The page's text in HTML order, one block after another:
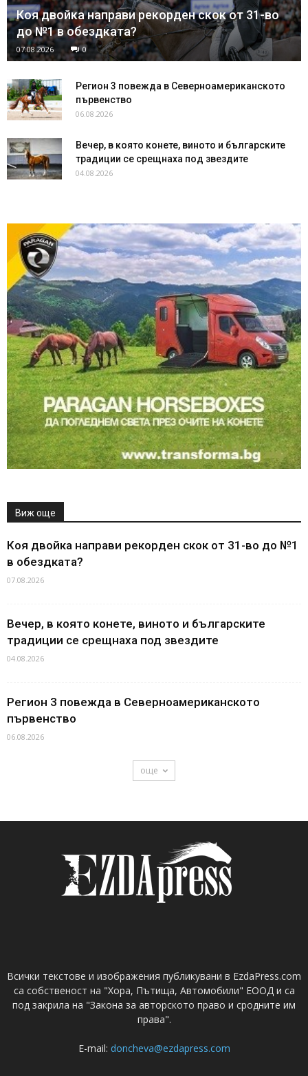
Коя двойка направи рекорден скок от 31-во
до №1 в обездката?
07.08.2026 0
Регион 3 повежда в Северноамериканското
първенство
06.08.2026
Вечер, в която конете, виното и българските
традиции се срещнаха под звездите
04.08.2026
Виж още
Коя двойка направи рекорден скок от 31-во до №1
в обездката?
07.08.2026
Вечер, в която конете, виното и българските
традиции се срещнаха под звездите
04.08.2026
Регион 3 повежда в Северноамериканското
първенство
06.08.2026
още
Всички текстове и изображения публикувани в EzdaPress.com
са собственост на "Хора, Пътища, Автомобили" ЕООД и са
под закрила на "Закона за авторското право и сродните им
права".
E-mail: doncheva@ezdapress.com